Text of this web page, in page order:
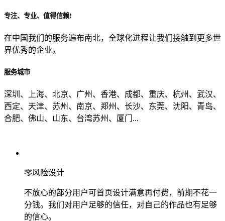
专注、专业、值得信赖!
在中国我们的服务遍布南北，全球化进程让我们接触到更多世
界优秀的企业。
服务城市
深圳、上海、北京、广州、香港、成都、重庆、杭州、武汉、
西定、天津、苏州、南京、郑州、长沙、东莞、沈阳、青岛、
合肥、佛山、山东、台湾苏州、厦门...
零风险设计
不放心的部分用户可首页设计满意再付费，前期不花一
分钱。我们对用户足够的信任，对自己的作品也有足够
的信心。